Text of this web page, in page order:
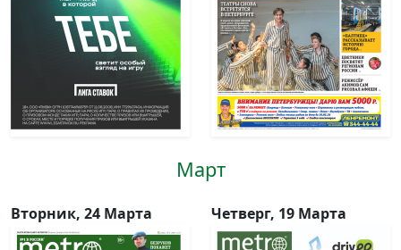
Март
Вторник, 24 Марта Четверг, 19 Марта